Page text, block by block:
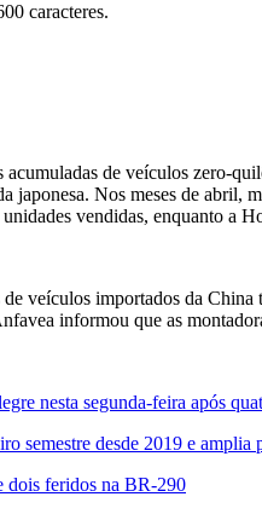
caracteres.
de veículos zero-
japonesa. Nos meses de
vendidas, enquanto a
veículos importados da
informou que as
nesta segunda-feira após
semestre desde 2019 e amplia
dois feridos na BR-290